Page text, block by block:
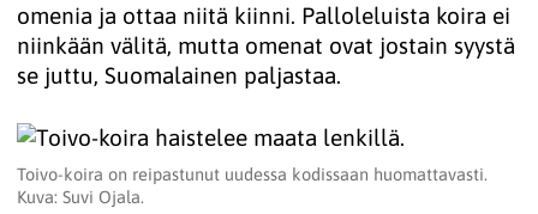
omenia ja ottaa niitä kiinni. Palloleluista koira ei
niinkään välitä, mutta omenat ovat jostain syystä
se juttu, Suomalainen paljastaa.
Toivo-koira on reipastunut uudessa kodissaan huomattavasti.
Kuva: Suvi Ojala.